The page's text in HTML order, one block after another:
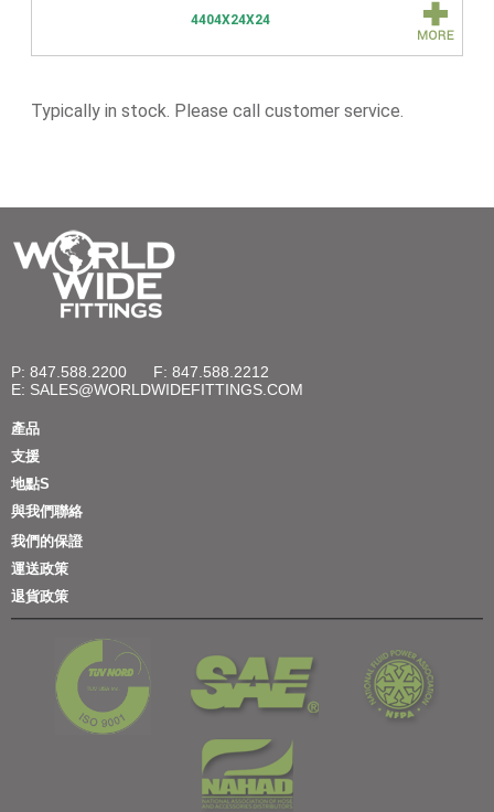
4404X24X24
Typically in stock. Please call customer service.
P: 847.588.2200
F: 847.588.2212
E: SALES@WORLDWIDEFITTINGS.COM
產品
支援
地點S
與我們聯絡
我們的保證
運送政策
退貨政策